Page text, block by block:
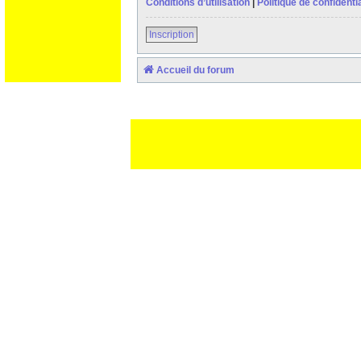
Conditions d’utilisation
Politique de
Inscription
Accueil du forum